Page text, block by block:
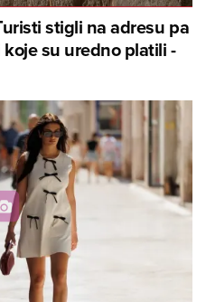
stigli na adresu pa
su uredno platili -